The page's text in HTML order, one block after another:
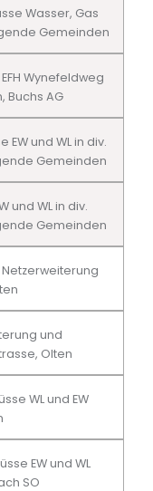
Wasser, Gas
Gemeinden
Wynefeldweg
Buchs AG
und WL in div.
Gemeinden
und WL in div.
Gemeinden
und
Olten
WL und EW
EW und WL
SO